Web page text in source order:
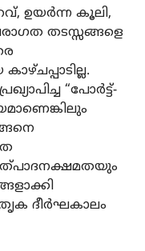
ഉയര്‍ന്ന കൂലി,
തടസ്സങ്ങളെ
“പോര്‍ട്ട്-
ദീര്‍ഘകാലം